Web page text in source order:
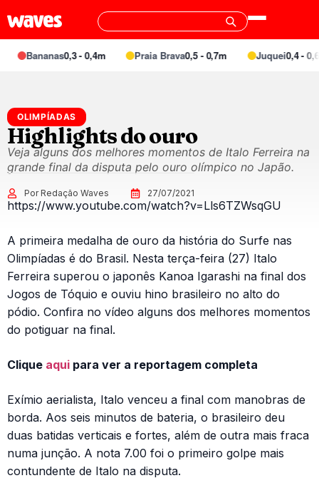
Bananas0,3 - 0,4m Praia Brava0,5 - 0,7m Juquei0,4 - 0,6m
OLIMPÍADAS
Highlights do ouro
Veja alguns dos melhores momentos de Italo Ferreira na
grande final da disputa pelo ouro olímpico no Japão.
Por Redação Waves 27/07/2021
https://www.youtube.com/watch?v=Lls6TZWsqGU
A primeira medalha de ouro da história do Surfe nas
Olimpíadas é do Brasil. Nesta terça-feira (27) Italo
Ferreira superou o japonês Kanoa Igarashi na final dos
Jogos de Tóquio e ouviu hino brasileiro no alto do
pódio. Confira no vídeo alguns dos melhores momentos
do potiguar na final.
Clique aqui para ver a reportagem completa
Exímio aerialista, Italo venceu a final com manobras de
borda. Aos seis minutos de bateria, o brasileiro deu
duas batidas verticais e fortes, além de outra mais fraca
numa junção. A nota 7.00 foi o primeiro golpe mais
contundente de Italo na disputa.